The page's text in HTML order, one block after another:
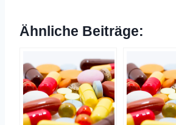
Ähnliche Beiträge: